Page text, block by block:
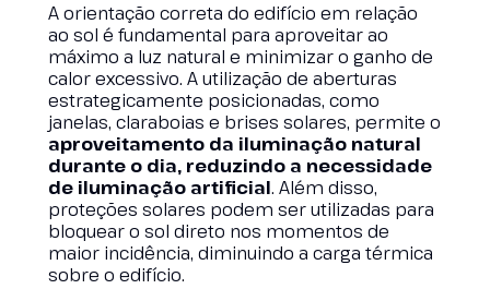
A orientação correta do edifício em relação
ao sol é fundamental para aproveitar ao
máximo a luz natural e minimizar o ganho de
calor excessivo. A utilização de aberturas
estrategicamente posicionadas, como
janelas, claraboias e brises solares, permite o
aproveitamento da iluminação natural
durante o dia, reduzindo a necessidade
de iluminação artificial. Além disso,
proteções solares podem ser utilizadas para
bloquear o sol direto nos momentos de
maior incidência, diminuindo a carga térmica
sobre o edifício.